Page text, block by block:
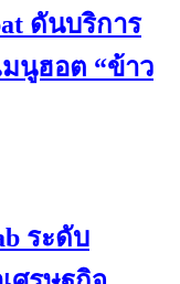
ดันบริการ
มนูฮอต “ข้าว
ระดับ